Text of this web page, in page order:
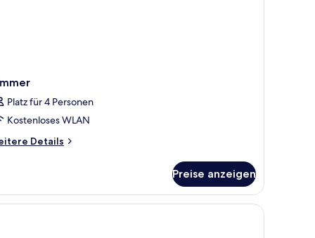
Platz für 4 Personen
Kostenloses WLAN
Details
Preise anzeigen